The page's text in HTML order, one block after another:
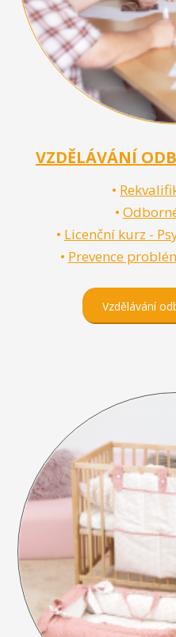
VZDĚLÁVÁNÍ
•
•
• Licenční kurz -
• Prevence
Vzdělávání